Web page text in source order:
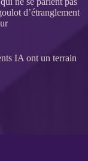
d’étranglement
IA ont un terrain